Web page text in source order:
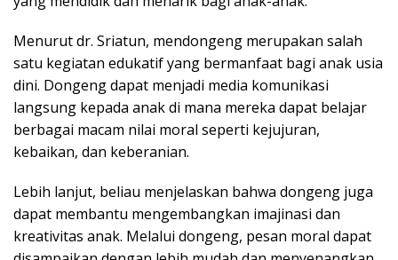
Menurut dr. Sriatun, mendongeng merupakan salah
satu kegiatan edukatif yang bermanfaat bagi anak usia
dini. Dongeng dapat menjadi media komunikasi
langsung kepada anak di mana mereka dapat belajar
berbagai macam nilai moral seperti kejujuran,
kebaikan, dan keberanian.
Lebih lanjut, beliau menjelaskan bahwa dongeng juga
dapat membantu mengembangkan imajinasi dan
kreativitas anak. Melalui dongeng, pesan moral dapat